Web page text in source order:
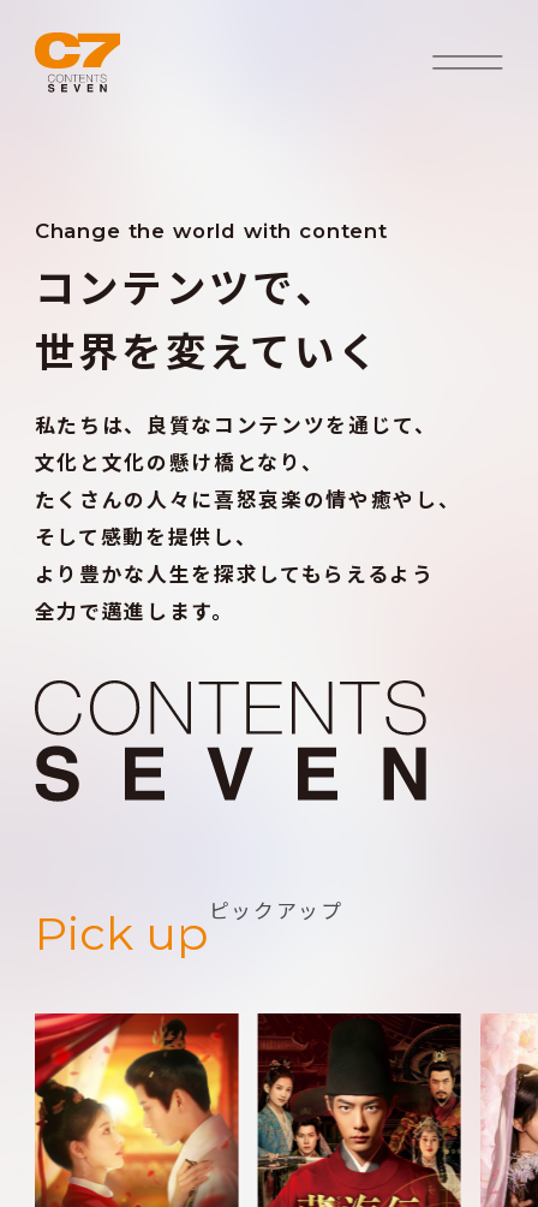
Change the world with content
コンテンツで、
世界を変えていく
私たちは、良質なコンテンツを通じて、
文化と文化の懸け橋となり、
たくさんの人々に喜怒哀楽の情や癒やし、
そして感動を提供し、
より豊かな人生を探求してもらえるよう
全力で邁進します。
Pick up ピックアップ